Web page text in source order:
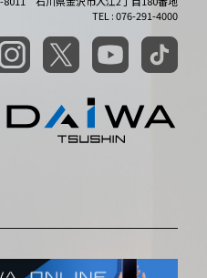
TEL : 076-291-4000